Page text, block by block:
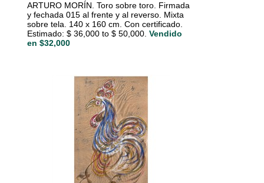
ARTURO MORÍN. Toro sobre toro. Firmada
y fechada 015 al frente y al reverso. Mixta
sobre tela. 140 x 160 cm. Con certificado.
Estimado: $ 36,000 to $ 50,000. Vendido
en $32,000